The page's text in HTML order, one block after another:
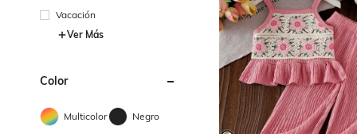
Vacación
Ver Más
Color
Multicolor Negro